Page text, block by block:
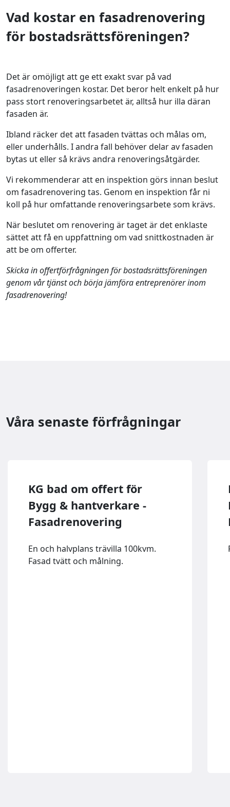
Vad kostar en fasadrenovering
för bostadsrättsföreningen?
Det är omöjligt att ge ett exakt svar på vad
fasadrenoveringen kostar. Det beror helt enkelt på hur
pass stort renoveringsarbetet är, alltså hur illa däran
fasaden är.
Ibland räcker det att fasaden tvättas och målas om,
eller underhålls. I andra fall behöver delar av fasaden
bytas ut eller så krävs andra renoveringsåtgärder.
Vi rekommenderar att en inspektion görs innan beslut
om fasadrenovering tas. Genom en inspektion får ni
koll på hur omfattande renoveringsarbete som krävs.
När beslutet om renovering är taget är det enklaste
sättet att få en uppfattning om vad snittkostnaden är
att be om offerter.
Skicka in offertförfrågningen för bostadsrättsföreningen
genom vår tjänst och börja jämföra entreprenörer inom
fasadrenovering!
Våra senaste förfrågningar
KG bad om offert för
Bygg & hantverkare -
Fasadrenovering
En och halvplans trävilla 100kvm.
Fasad tvätt och målning.